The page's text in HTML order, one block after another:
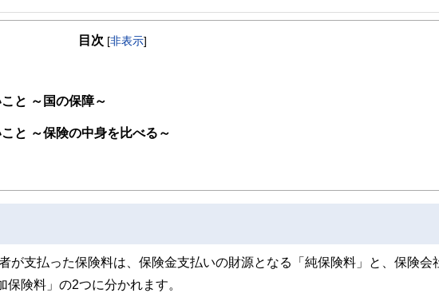
CFP®認定者 鹿児島県出身 現在は宮崎県に在住 独立系ファイナンシャル・プランナーです。
にたつ活動を行い、宮崎の人を支援すること」 着物も着れるFPです。
目次 [非表示]
と ～国の保障～
と ～保険の中身を比べる～
が支払った保険料は、保険金支払いの財源となる「純保険料」と、保険会
険料」の2つに分かれます。